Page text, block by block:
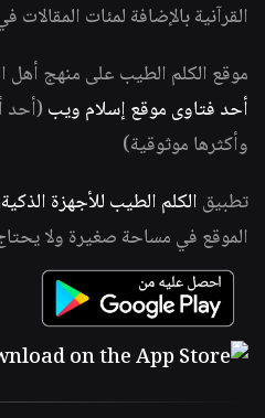
القرآنية بالإضافة لمئات المقالات
موقع الكلم الطيب على منهج أهل
أحد فتاوى موقع إسلام ويب (أحد
وأكثرها موثوقية)
تطبيق الكلم الطيب للأجهزة الذكية
الموقع في مساحة صغيرة ولا